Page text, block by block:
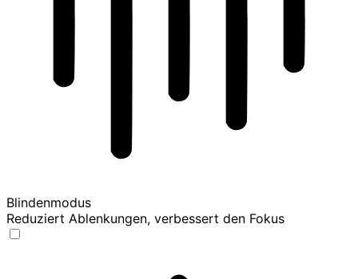
Blindenmodus
Reduziert Ablenkungen, verbessert den Fokus